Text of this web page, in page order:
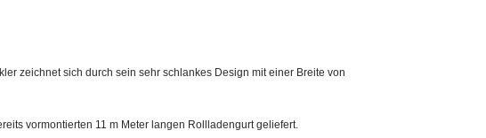
zeichnet sich durch sein sehr schlankes Design mit einer Breite von
vormontierten 11 m Meter langen Rollladengurt geliefert.